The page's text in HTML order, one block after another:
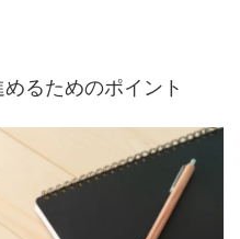
るためのポイント